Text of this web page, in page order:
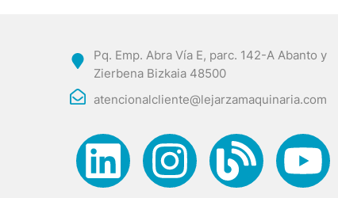
Pq. Emp. Abra Vía E, parc. 142-A Abanto y
Zierbena Bizkaia 48500
atencionalcliente@lejarzamaquinaria.com